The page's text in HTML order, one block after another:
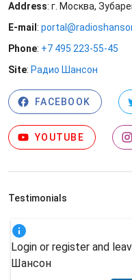
Address: г. Москва,
E-mail :
Phone: +7 495 223-55-45
Site: Радио Шансон
FACEBOOK
YOUTUBE
Testimonials
Login or register and
Шансон